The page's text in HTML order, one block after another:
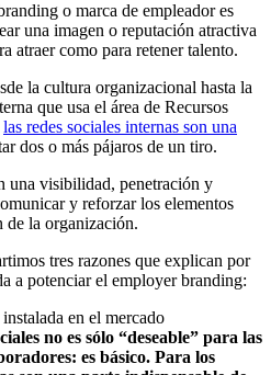
o marca de empleador es
una imagen o reputación atractiva
atraer como para retener talento.
la cultura organizacional hasta la
que usa el área de Recursos
las redes sociales internas son una
dos o más pájaros de un tiro.
una visibilidad, penetración y
y reforzar los elementos
de la organización.
tres razones que explican por
a potenciar el employer branding:
en el mercado
no es sólo “deseable” para las
es básico. Para los